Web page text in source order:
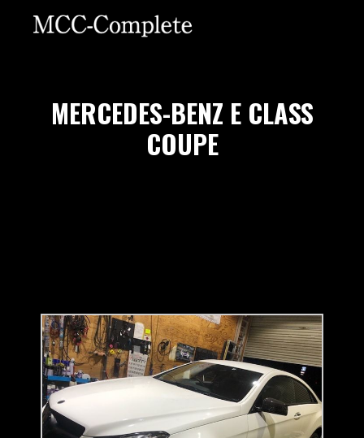
MERCEDES-BENZ E CLASS
COUPE